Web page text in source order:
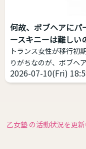
1989年にカナダの性科
レイ・ブランシャールに
て定義された比較的新
葉です。 日本では、自
性化することで性的快楽
何故、ボブヘアにパ
ースキニーは難しい
か？
トランス女性が移行初
りがちなのが、ボブヘ
ーカー、スキニー(また
イツ)、スニーカーの三
しい。中性、ナチュラ
性に寄せようとしてミ
るケースをよく見ます。 解説
2026-07-10(Fri)
乙女塾 の活動状況を更